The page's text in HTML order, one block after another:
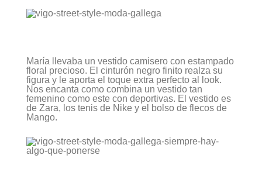
María llevaba un vestido camisero con estampado
floral precioso. El cinturón negro finito realza su
figura y le aporta el toque extra perfecto al look.
Nos encanta como combina un vestido tan
femenino como este con deportivas. El vestido es
de Zara, los tenis de Nike y el bolso de flecos de
Mango.